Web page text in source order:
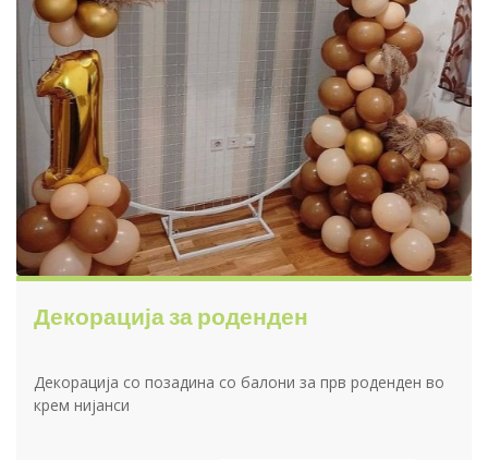
Декорација за роденден
Декорација со позадина со балони за прв роденден во
крем нијанси